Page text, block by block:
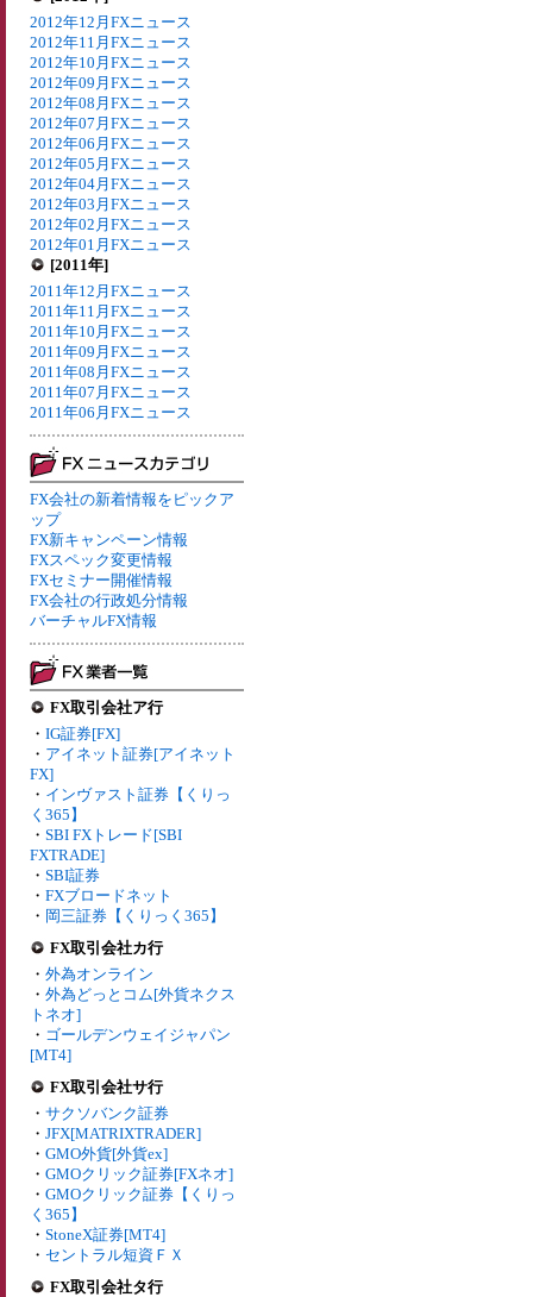
2012年12月FXニュース
2012年11月FXニュース
2012年10月FXニュース
2012年09月FXニュース
2012年08月FXニュース
2012年07月FXニュース
2012年06月FXニュース
2012年05月FXニュース
2012年04月FXニュース
2012年03月FXニュース
2012年02月FXニュース
2012年01月FXニュース
[2011年]
2011年12月FXニュース
2011年11月FXニュース
2011年10月FXニュース
2011年09月FXニュース
2011年08月FXニュース
2011年07月FXニュース
2011年06月FXニュース
FX会社の新着情報をピックア
ップ
FX新キャンペーン情報
FXスペック変更情報
FXセミナー開催情報
FX会社の行政処分情報
バーチャルFX情報
FX取引会社ア行
・ IG証券[FX]
・ アイネット証券[アイネット
FX]
・ インヴァスト証券【くりっ
く365】
・ SBI FXトレード[SBI
FXTRADE]
・ SBI証券
・ FXブロードネット
・ 岡三証券【くりっく365】
FX取引会社カ行
・ 外為オンライン
・ 外為どっとコム[外貨ネクス
トネオ]
・ ゴールデンウェイジャパン
[MT4]
FX取引会社サ行
・ サクソバンク証券
・ JFX[MATRIXTRADER]
・ GMO外貨[外貨ex]
・ GMOクリック証券[FXネオ]
・ GMOクリック証券【くりっ
く365】
・ StoneX証券[MT4]
・ セントラル短資ＦＸ
FX取引会社タ行